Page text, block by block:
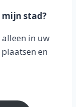
mijn stad?
alleen in uw
en